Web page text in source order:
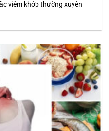
viêm khớp thường xuyên